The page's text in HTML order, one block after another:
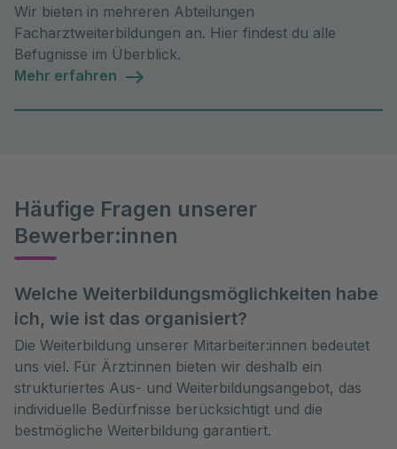
Wir bieten in mehreren Abteilungen
Facharztweiterbildungen an. Hier findest du alle
Befugnisse im Überblick.
Mehr erfahren
Häufige Fragen unserer
Bewerber:innen
Welche Weiterbildungsmöglichkeiten habe
ich, wie ist das organisiert?
Die Weiterbildung unserer Mitarbeiter:innen bedeutet
uns viel. Für Ärzt:innen bieten wir deshalb ein
strukturiertes Aus- und Weiterbildungsangebot, das
individuelle Bedürfnisse berücksichtigt und die
bestmögliche Weiterbildung garantiert.